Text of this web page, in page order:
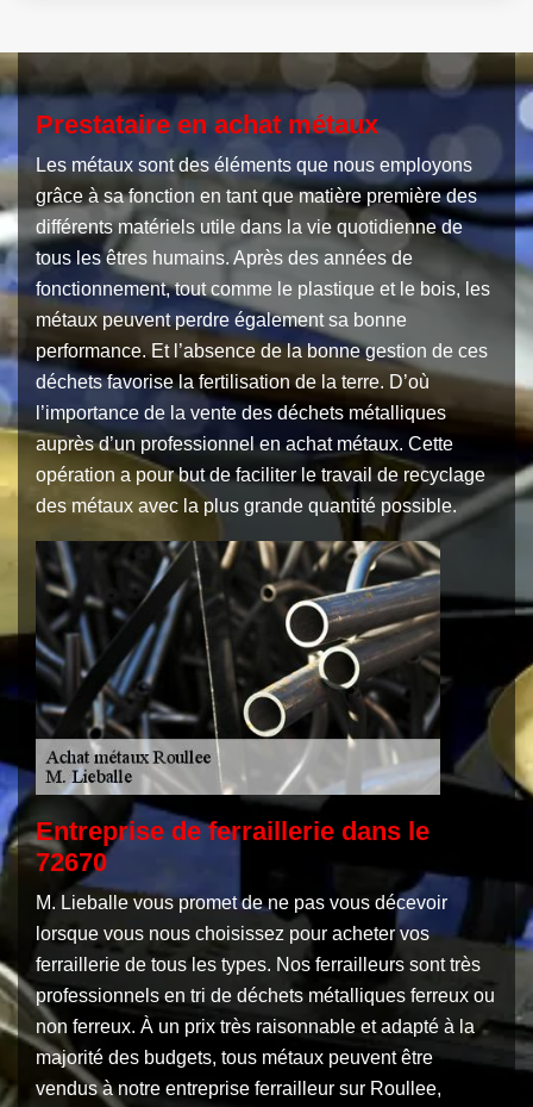
Prestataire en achat métaux
Les métaux sont des éléments que nous employons
grâce à sa fonction en tant que matière première des
différents matériels utile dans la vie quotidienne de
tous les êtres humains. Après des années de
fonctionnement, tout comme le plastique et le bois, les
métaux peuvent perdre également sa bonne
performance. Et l’absence de la bonne gestion de ces
déchets favorise la fertilisation de la terre. D’où
l’importance de la vente des déchets métalliques
auprès d’un professionnel en achat métaux. Cette
opération a pour but de faciliter le travail de recyclage
des métaux avec la plus grande quantité possible.
Entreprise de ferraillerie dans le
72670
M. Lieballe vous promet de ne pas vous décevoir
lorsque vous nous choisissez pour acheter vos
ferraillerie de tous les types. Nos ferrailleurs sont très
professionnels en tri de déchets métalliques ferreux ou
non ferreux. À un prix très raisonnable et adapté à la
majorité des budgets, tous métaux peuvent être
vendus à notre entreprise ferrailleur sur Roullee,